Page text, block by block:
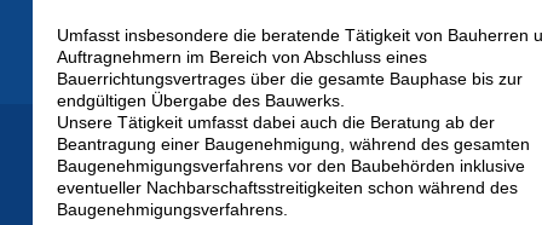
Umfasst insbesondere die beratende Tätigkeit von Bauherren
Auftragnehmern im Bereich von Abschluss eines
Bauerrichtungsvertrages über die gesamte Bauphase bis zur
endgültigen Übergabe des Bauwerks.
Unsere Tätigkeit umfasst dabei auch die Beratung ab der
Beantragung einer Baugenehmigung, während des gesamten
Baugenehmigungsverfahrens vor den Baubehörden inklusive
eventueller Nachbarschaftsstreitigkeiten schon während des
Baugenehmigungsverfahrens.